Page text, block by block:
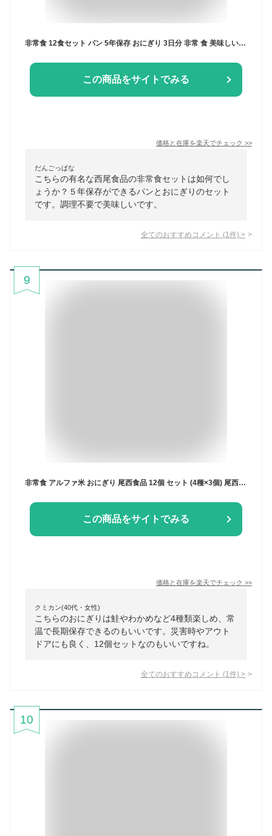
非常食 12食セット パン 5年保存 おにぎり 3日分 非常 食 美味しい 長持ち 保存食 防災 防災食 防災グッズ 防災セット 食品 尾西 尾西食品 尾西のひだまりパン 防災食セット アルファ米 災害 3日 ご飯 ごはん
この商品をサイトでみる
価格と在庫を楽天でチェック >>
だんごっぱな
こちらの有名な西尾食品の非常食セットは如何でし
ょうか？５年保存ができるパンとおにぎりのセット
です。調理不要で美味しいです。
全てのおすすめコメント (1 件) >
9
非常食 アルファ米 おにぎり 尾西食品 12個 セット (4種×3個) 尾西 携帯おにぎり 鮭 わかめ 五目おこわ 昆布 保存食 防災食 常温 長期保存 防災グッズ 防災 食品 災害 備蓄 食料 防災用品 アウトドア キャンプ *【D】【割振】[2606SE]
この商品をサイトでみる
価格と在庫を楽天でチェック >>
クミカン(40代・女性)
こちらのおにぎりは鮭やわかめなど4種類楽しめ、常
温で長期保存できるのもいいです。災害時やアウト
ドアにも良く、12個セットなのもいいですね。
全てのおすすめコメント (1 件) >
10